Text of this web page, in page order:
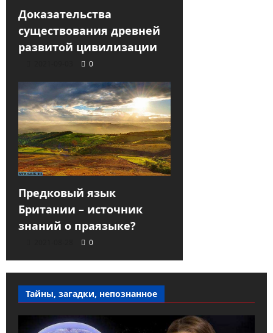
Доказательства
существования древней
развитой цивилизации
0
Предковый язык
Британии – источник
знаний о праязыке?
0
Тайны, загадки, непознанное